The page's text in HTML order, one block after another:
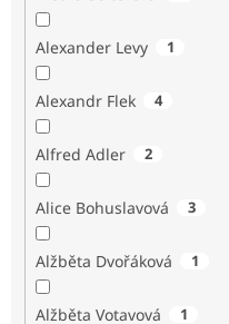
Alexander Levy 1
Alexandr Flek 4
Alfred Adler 2
Alice Bohuslavová 3
Alžběta Dvořáková 1
Alžběta Votavová 1